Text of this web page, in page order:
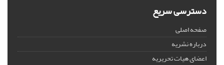
دسترسی سریع
صفحه اصلی
درباره نشریه
اعضای هیات تحریریه